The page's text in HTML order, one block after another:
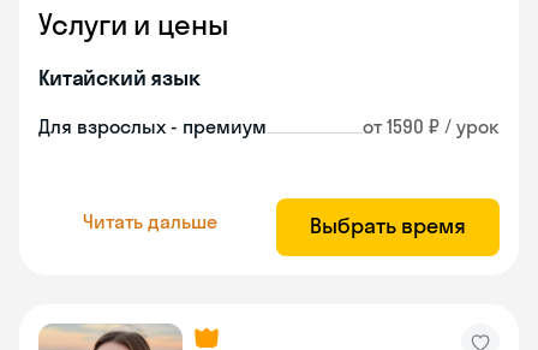
Услуги и цены
Китайский язык
Для взрослых - премиум от 1590 ₽ / урок
Читать дальше Выбрать время